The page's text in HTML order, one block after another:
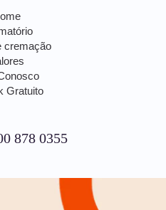
cremação
Gratuito
878 0355